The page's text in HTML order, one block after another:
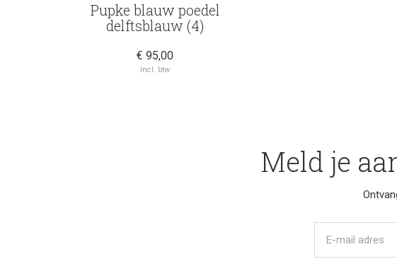
Pupke blauw poedel
delftsblauw (4)
€ 95,00
Incl. btw
Meld je